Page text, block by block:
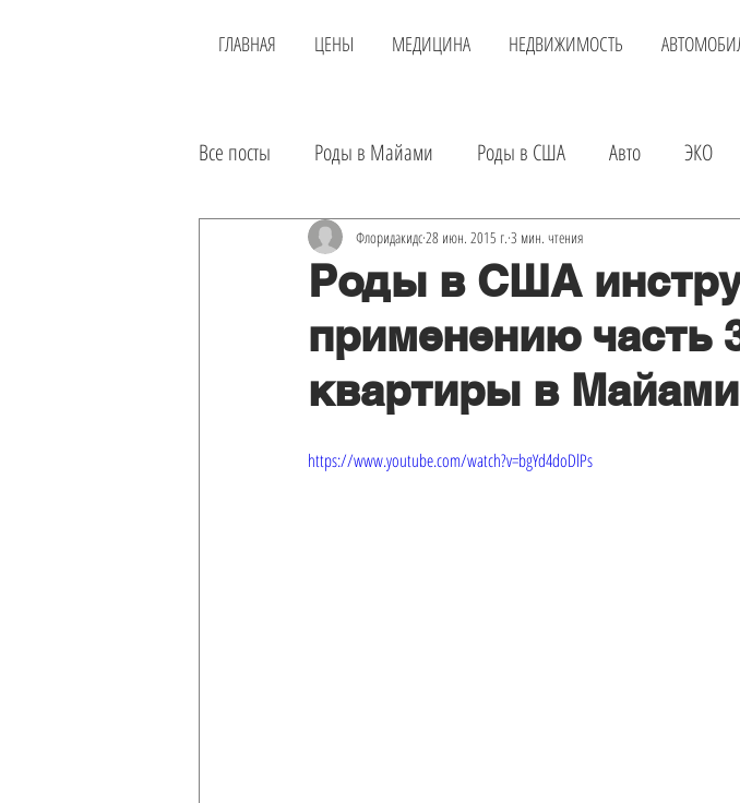
ГЛАВНАЯ ЦЕНЫ МЕДИЦИНА НЕДВИЖИМОСТЬ
Все посты
Роды в Майами Роды в США Авто ЭКО
Районы Доставка Детские магазины
Инвестиции Аренда авто Экскурсии в Майами
Экскурсии Лечение в США Онлайн доктор Покупка
Роды в США
применению часть
квартиры в Майами
Флоридакидс28 июн. 2015 г. 3 мин. чтения
https://www.youtube.com/watch?v=bgYd4doDlPs